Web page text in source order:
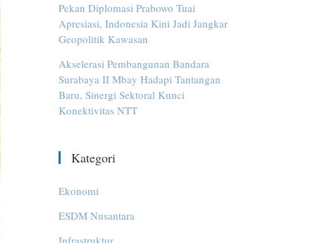
Pekan Diplomasi Prabowo Tuai
Apresiasi, Indonesia Kini Jadi Jangkar
Geopolitik Kawasan
Akselerasi Pembangunan Bandara
Surabaya II Mbay Hadapi Tantangan
Baru, Sinergi Sektoral Kunci
Konektivitas NTT
Kategori
Ekonomi
ESDM Nusantara
Infrastruktur